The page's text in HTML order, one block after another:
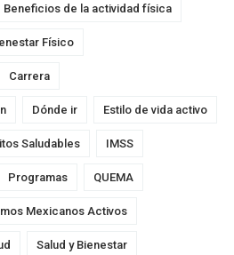
Beneficios de la actividad física
Físico
Carrera
Dónde ir Estilo de vida activo
Saludables IMSS
Programas QUEMA
Mexicanos Activos
Salud y Bienestar